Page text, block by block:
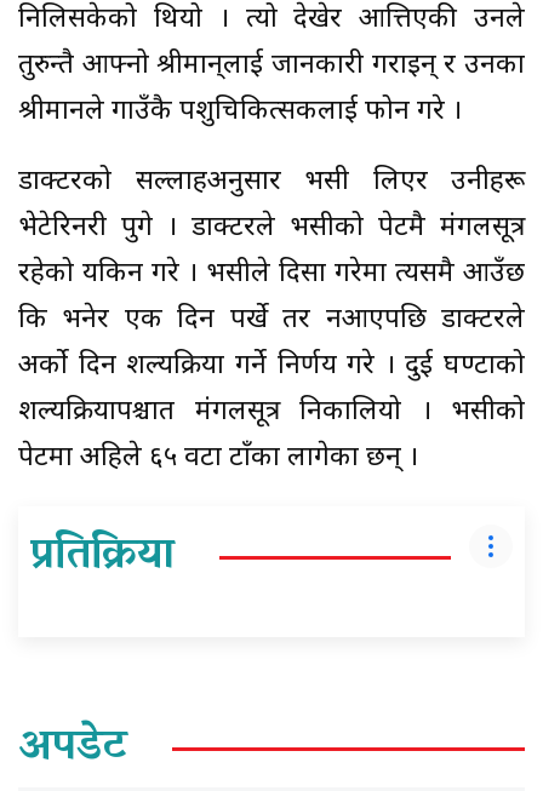
निलिसकेको थियो । त्यो देखेर आत्तिएकी उनले
तुरुन्तै आफ्नो श्रीमान्‌लाई जानकारी गराइन् र उनका
श्रीमानले गाउँकै पशुचिकित्सकलाई फोन गरे ।
डाक्टरको सल्लाहअनुसार भैँसी लिएर उनीहरू
भेटेरिनरी पुगे । डाक्टरले भैँसीको पेटमै मंगलसूत्र
रहेको यकिन गरे । भैँसीले दिसा गरेमा त्यसमै आउँछ
कि भनेर एक दिन पर्खे तर नआएपछि डाक्टरले
अर्को दिन शल्यक्रिया गर्ने निर्णय गरे । दुई घण्टाको
शल्यक्रियापश्चात मंगलसूत्र निकालियो । भैँसीको
पेटमा अहिले ६५ वटा टाँका लागेका छन् ।
प्रतिक्रिया
अपडेट